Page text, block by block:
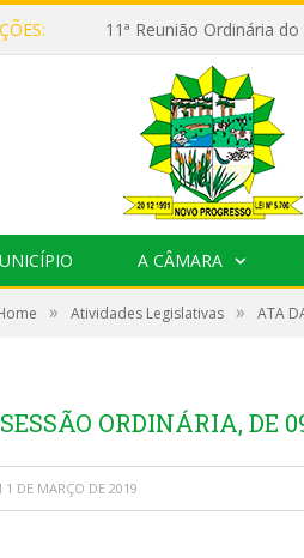
A CÂMARA
» Atividades Legislativas » ATA
ORDINÁRIA, DE
1 DE MARÇO DE 2019